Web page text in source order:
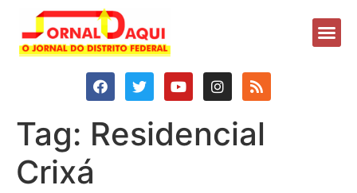
Tag: Residencial
Crixá